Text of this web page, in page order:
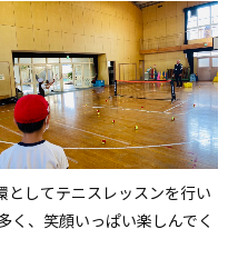
としてテニスレッスンを行い
く、笑顔いっぱい楽しんでく